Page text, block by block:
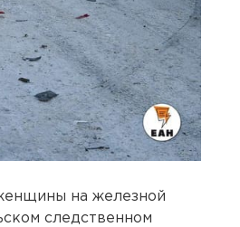
на железной
следственном